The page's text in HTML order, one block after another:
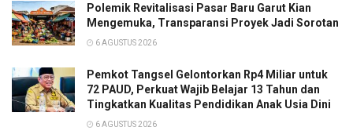
Polemik Revitalisasi Pasar Baru Garut Kian
Mengemuka, Transparansi Proyek Jadi Sorotan
6 AGUSTUS 2026
Pemkot Tangsel Gelontorkan Rp4 Miliar untuk
72 PAUD, Perkuat Wajib Belajar 13 Tahun dan
Tingkatkan Kualitas Pendidikan Anak Usia Dini
6 AGUSTUS 2026